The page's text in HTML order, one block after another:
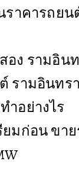
ราคารถยน
อง รามอิน
รามอินทรา
ำอย่างไร
มก่อน ขาย